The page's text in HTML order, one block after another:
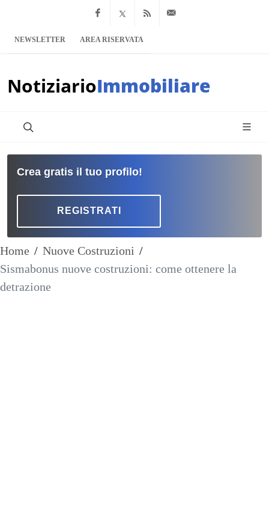
Facebook
x.com Feed RSS
NEWSLETTER AREA RISERVATA
NotiziarioImmobiliare
Crea gratis il tuo profilo!
REGISTRATI
Home / Nuove Costruzioni /
Sismabonus nuove costruzioni: come ottenere la
detrazione